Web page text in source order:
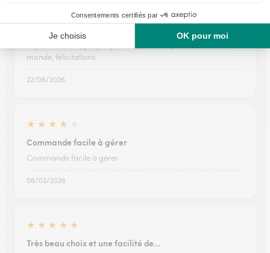
Simple, efficace. C’est le top pour faire plaisir à ceux
qu’on aime
monde, félicitations
22/06/2026
★ ★ ★ ★
Commande facile à gérer
Commande facile à gérer
06/03/2026
★ ★ ★ ★ ★
Très beau choix et une facilité de…